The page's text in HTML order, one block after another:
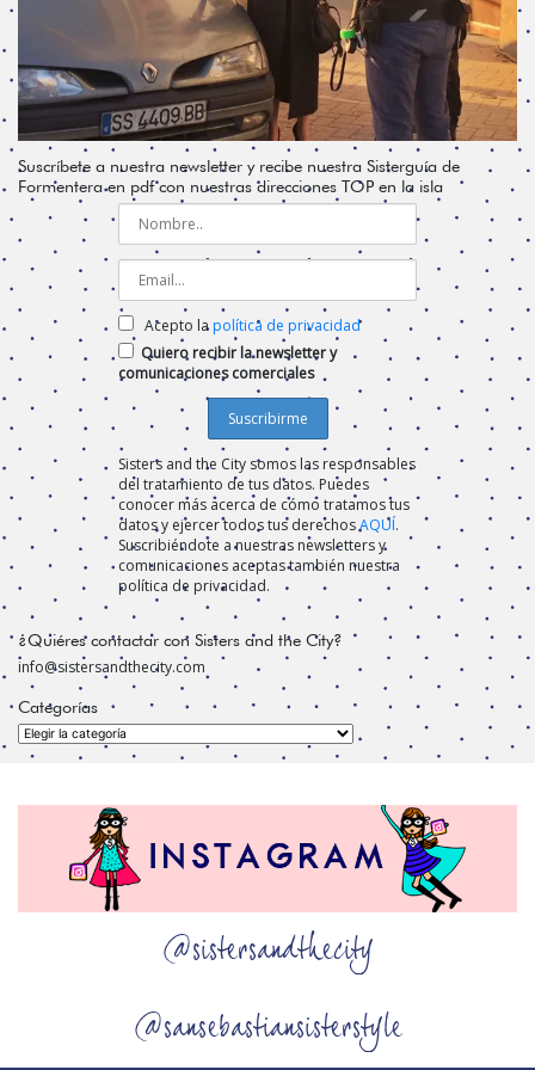
Suscríbete a nuestra newsletter y recibe nuestra Sisterguía de
Formentera en pdf con nuestras direcciones TOP en la isla
Acepto lapolítica de privacidad
Quiero recibir la newsletter y
comunicaciones comerciales
Sisters and the City somos las responsables
del tratamiento de tus datos. Puedes
conocer más acerca de cómo tratamos tus
datos y ejercer todos tus derechosAQUÍ.
Suscribiéndote a nuestras newsletters y
comunicaciones aceptas también nuestra
política de privacidad.
¿Quiéres contactar con Sisters and the City?
info@sistersandthecity.com
Categorías
Categorías
@sistersandthecity
@sansebastiansisterstyle